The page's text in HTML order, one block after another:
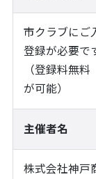
市クラブにご
登録が必要で
（登録料無
が可能）
主催者名
株式会社神戸